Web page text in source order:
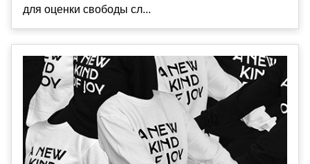
для оценки свободы сл...